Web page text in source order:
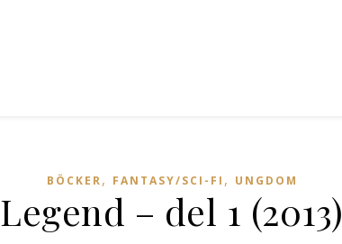
BÖCKER, FANTASY/SCI-FI , UNGDOM
Legend – del 1 (2013)